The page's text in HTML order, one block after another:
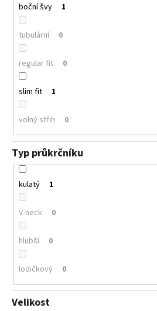
boční švy 1
tubulární 0
regular fit 0
slim fit 1
volný střih 0
Typ průkrčníku
kulatý 1
V-neck 0
hlubší 0
lodičkový 0
Velikost